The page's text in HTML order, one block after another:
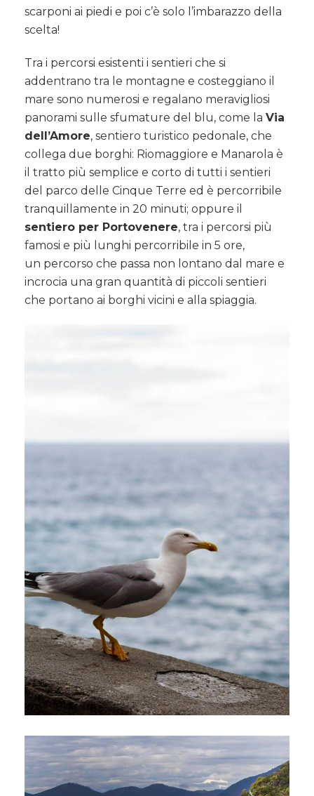
scarponi ai piedi e poi c’è solo l’imbarazzo della
scelta!
Tra i percorsi esistenti i sentieri che si
addentrano tra le montagne e costeggiano il
mare sono numerosi e regalano meravigliosi
panorami sulle sfumature del blu, come la Via
dell’Amore, sentiero turistico pedonale, che
collega due borghi: Riomaggiore e Manarola è
il tratto più semplice e corto di tutti i sentieri
del parco delle Cinque Terre ed è percorribile
tranquillamente in 20 minuti; oppure il
sentiero per Portovenere, tra i percorsi più
famosi e più lunghi percorribile in 5 ore,
un percorso che passa non lontano dal mare e
incrocia una gran quantità di piccoli sentieri
che portano ai borghi vicini e alla spiaggia.